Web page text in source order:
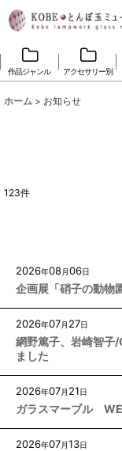
作品ジャンル アクセサリー別
ホーム > お知らせ
123件
2026年08月06日
企画展「硝子の動物
2026年07月 27日
網野篤子、岩崎智
ました
2026年07月 21日
ガラスマーブル
2026年07月13日